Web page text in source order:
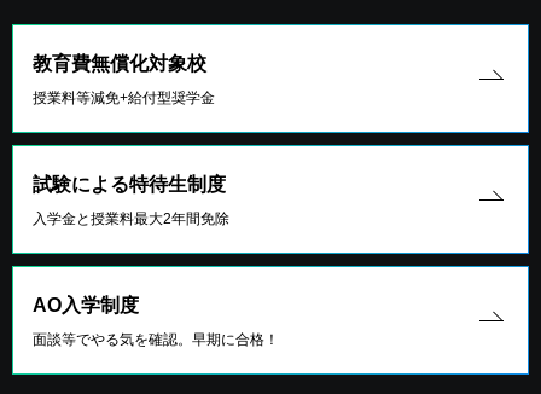
教育費無償化対象校
授業料等減免+給付型奨学金
試験による特待生制度
入学金と授業料最大2年間免除
AO入学制度
面談等でやる気を確認。早期に合格！